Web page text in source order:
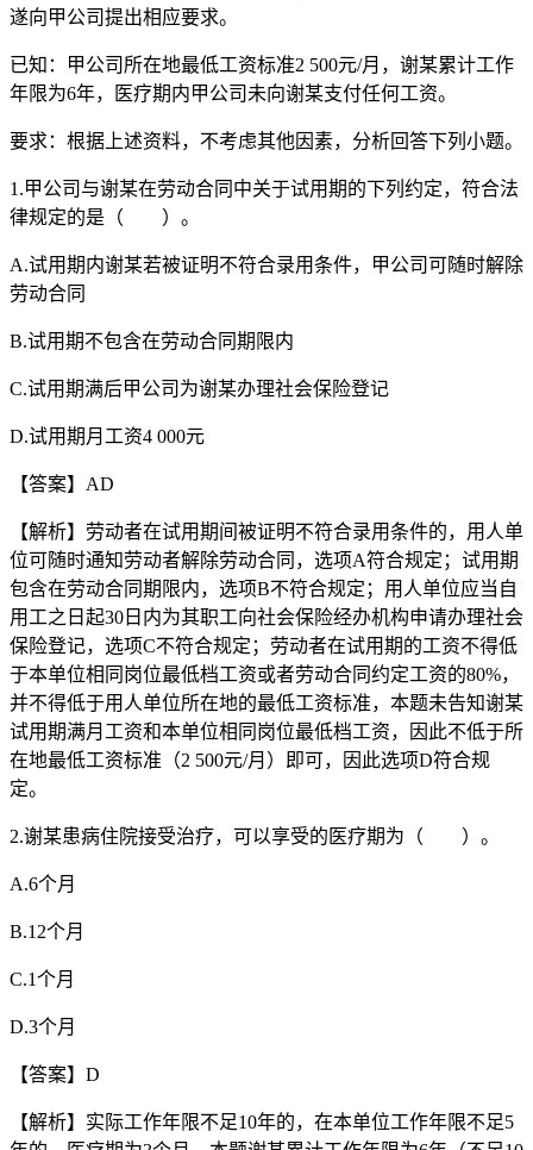
遂向甲公司提出相应要求。
已知：甲公司所在地最低工资标准2 500元/月，谢某累计工作
年限为6年，医疗期内甲公司未向谢某支付任何工资。
要求：根据上述资料，不考虑其他因素，分析回答下列小题。
1.甲公司与谢某在劳动合同中关于试用期的下列约定，符合法
律规定的是（ ）。
A.试用期内谢某若被证明不符合录用条件，甲公司可随时解除
劳动合同
B.试用期不包含在劳动合同期限内
C.试用期满后甲公司为谢某办理社会保险登记
D.试用期月工资4 000元
【答案】AD
【解析】劳动者在试用期间被证明不符合录用条件的，用人单
位可随时通知劳动者解除劳动合同，选项A符合规定；试用期
包含在劳动合同期限内，选项B不符合规定；用人单位应当自
用工之日起30日内为其职工向社会保险经办机构申请办理社会
保险登记，选项C不符合规定；劳动者在试用期的工资不得低
于本单位相同岗位最低档工资或者劳动合同约定工资的80%，
并不得低于用人单位所在地的最低工资标准，本题未告知谢某
试用期满月工资和本单位相同岗位最低档工资，因此不低于所
在地最低工资标准（2 500元/月）即可，因此选项D符合规
定。
2.谢某患病住院接受治疗，可以享受的医疗期为（ ）。
A.6个月
B.12个月
C.1个月
D.3个月
【答案】D
【解析】实际工作年限不足10年的，在本单位工作年限不足5